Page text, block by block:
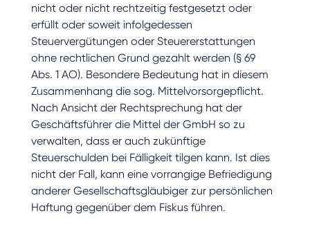
nicht oder nicht rechtzeitig festgesetzt oder
erfüllt oder soweit infolgedessen
Steuervergütungen oder Steuererstattungen
ohne rechtlichen Grund gezahlt werden (§ 69
Abs. 1 AO). Besondere Bedeutung hat in diesem
Zusammenhang die sog. Mittelvorsorgepflicht.
Nach Ansicht der Rechtsprechung hat der
Geschäftsführer die Mittel der GmbH so zu
verwalten, dass er auch zukünftige
Steuerschulden bei Fälligkeit tilgen kann. Ist dies
nicht der Fall, kann eine vorrangige Befriedigung
anderer Gesellschaftsgläubiger zur persönlichen
Haftung gegenüber dem Fiskus führen.